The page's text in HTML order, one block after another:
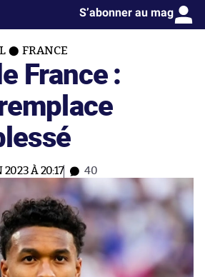
S’abonner au mag
FRANCE
France :
2023 À 20:17 40